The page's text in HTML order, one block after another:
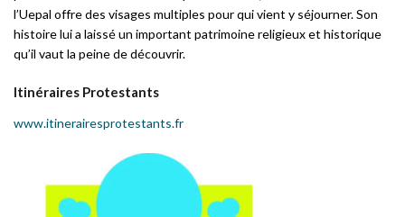
l’Uepal offre des visages multiples pour qui vient y séjourner. Son
histoire lui a laissé un important patrimoine religieux et historique
qu’il vaut la peine de découvrir.
Itinéraires Protestants
www.itinerairesprotestants.fr